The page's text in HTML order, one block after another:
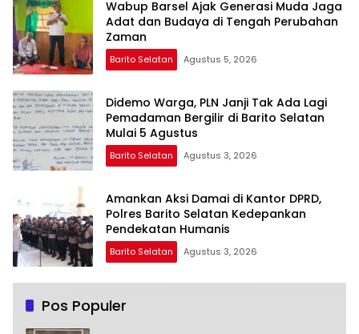
Wabup Barsel Ajak Generasi Muda Jaga
Adat dan Budaya di Tengah Perubahan
Zaman
Barito Selatan Agustus 5, 2026
Didemo Warga, PLN Janji Tak Ada Lagi
Pemadaman Bergilir di Barito Selatan
Mulai 5 Agustus
Barito Selatan Agustus 3, 2026
Amankan Aksi Damai di Kantor DPRD,
Polres Barito Selatan Kedepankan
Pendekatan Humanis
Barito Selatan Agustus 3, 2026
Pos Populer